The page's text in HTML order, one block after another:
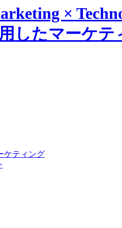
したマーケテ
ケティング